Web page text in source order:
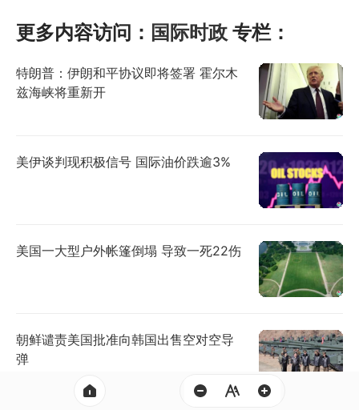
更多内容访问： 国际时政 专栏：
特朗普：伊朗和平协议即将签署 霍尔木
兹海峡将重新开
美伊谈判现积极信号 国际油价跌逾3%
美国一大型户外帐篷倒塌 导致一死22伤
朝鲜谴责美国批准向韩国出售空对空导
弹